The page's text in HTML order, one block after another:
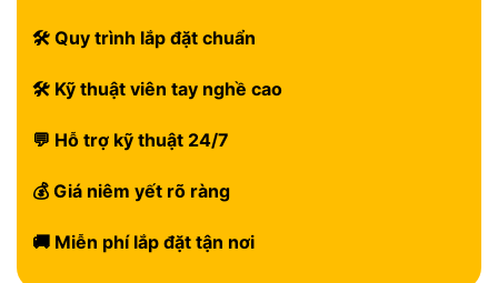
🛠 Quy trình lắp đặt chuẩn
🛠 Kỹ thuật viên tay nghề cao
💬 Hỗ trợ kỹ thuật 24/7
💰 Giá niêm yết rõ ràng
🚚 Miễn phí lắp đặt tận nơi